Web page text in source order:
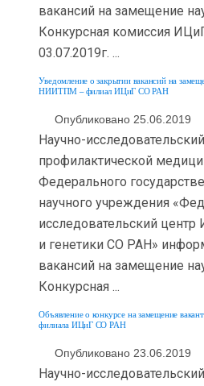
вакансий на замещение
Конкурсная комиссия
03.07.2019г. ...
Уведомление о закрытии вакансий на
НИИТПМ – филиал ИЦиГ СО РАН
Опубликовано 25.06.2019
Научно-
профилактической
Федерального
научного учреждения
исследовательский центр
и генетики СО РАН»
вакансий на замещение
Конкурсная ...
Объявление о конкурсе на замещение
филиала ИЦиГ СО РАН
Опубликовано 23.06.2019
Научно-